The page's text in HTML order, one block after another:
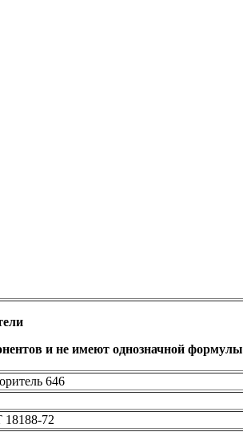
и не имеют однозначной формулы
646
72